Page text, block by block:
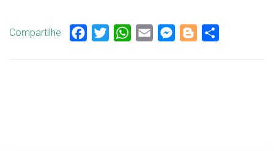
Compartilhe Facebook
TwitterWhatsApp
Email Messenger
Blogger